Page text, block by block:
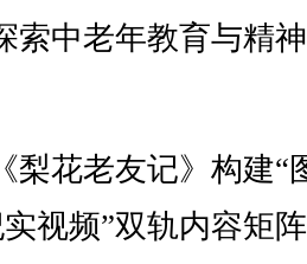
索中老年教育与精
花老友记》构建“
视频”双轨内容矩